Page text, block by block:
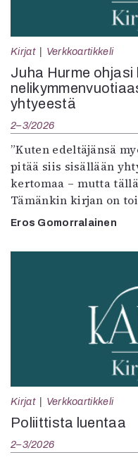
Kirjat Verkkoartikkeli
Juha Hurme ohjasi
yhtyeestä
2–3/2026
”Kuten edeltäjänsä
pitää siis sisällään
kertomaa – mutta
Tämänkin kirjan on
Eros Gomorralainen
Kirjat Verkkoartikkeli
Poliittista luentaa
2–3/2026